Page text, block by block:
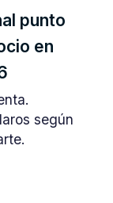
punto
en
según